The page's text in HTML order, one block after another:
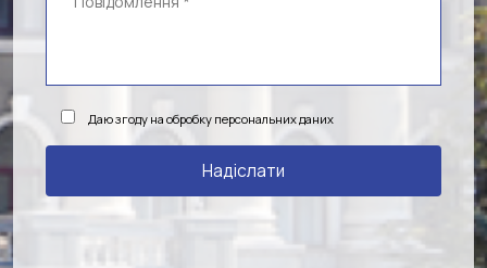
Даю згоду на обробку персональних даних